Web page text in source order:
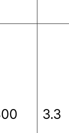
3.3